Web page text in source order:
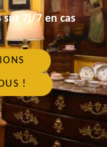
7j/7 en cas
!